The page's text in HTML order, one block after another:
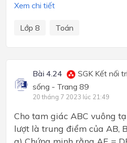
Xem chi tiết
Lớp 8 Toán
Bài 4.24
SGK Kết nối
sống - Trang 89
20 tháng 7 2023 lúc 21:49
Cho tam giác ABC vuông
lượt là trung điểm của AB,